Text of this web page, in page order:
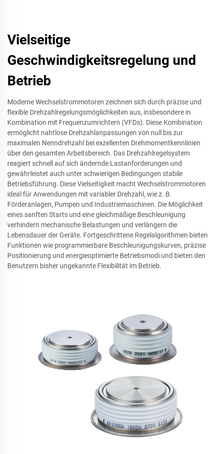
Vielseitige
Geschwindigkeitsregelung und
Betrieb
Moderne Wechselstrommotoren zeichnen sich durch präzise und
flexible Drehzahlregelungsmöglichkeiten aus, insbesondere in
Kombination mit Frequenzumrichtern (VFDs). Diese Kombination
ermöglicht nahtlose Drehzahlanpassungen von null bis zur
maximalen Nenndrehzahl bei exzellenten Drehmomentkennlinien
über den gesamten Arbeitsbereich. Das Drehzahlregelsystem
reagiert schnell auf sich ändernde Lastanforderungen und
gewährleistet auch unter schwierigen Bedingungen stabile
Betriebsführung. Diese Vielseitigkeit macht Wechselstrommotoren
ideal für Anwendungen mit variabler Drehzahl, wie z. B.
Förderanlagen, Pumpen und Industriemaschinen. Die Möglichkeit
eines sanften Starts und eine gleichmäßige Beschleunigung
verhindern mechanische Belastungen und verlängern die
Lebensdauer der Geräte. Fortgeschrittene Regelalgorithmen bieten
Funktionen wie programmierbare Beschleunigungskurven, präzise
Positionierung und energieoptimierte Betriebsmodi und bieten den
Benutzern bisher ungekannte Flexibilität im Betrieb.